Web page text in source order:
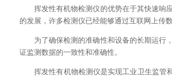
挥发性有机物检测仪的优势在于其快速响应
的发展，许多检测仪已经能够通过互联网上传
为了确保检测的准确性和设备的长期运行，
证监测数据的一致性和准确性。
挥发性有机物检测仪是实现工业卫生监管和